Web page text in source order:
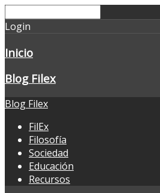
Login
Inicio
Blog Filex
Blog Filex
FilEx
Filosofía
Sociedad
Educación
Recursos